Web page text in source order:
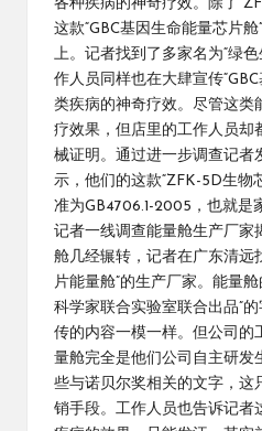
各种疾病的神奇疗效。除了
这款“GBC基因生命能量芯片
上。记者找到了多家名为“绿
作人员同样也在大肆宣传
类疾病的神奇疗效。尽管这类
疗效果，但店里的工作人员却
械证明。通过进一步调查记者
示，他们的这款“ZFK-5D生物
准为GB4706.1-2005，也就
记者一线调查能量舱生产厂家
舱几经辗转，记者在广东清远
片能量舱”的生产厂家。能量
科学家联合实验室联合出品”
传的内容一模一样。但公司的
量舱完全是他们公司自主研发
些与诺贝尔奖相关的文字，这
销手段。工作人员也告诉记者